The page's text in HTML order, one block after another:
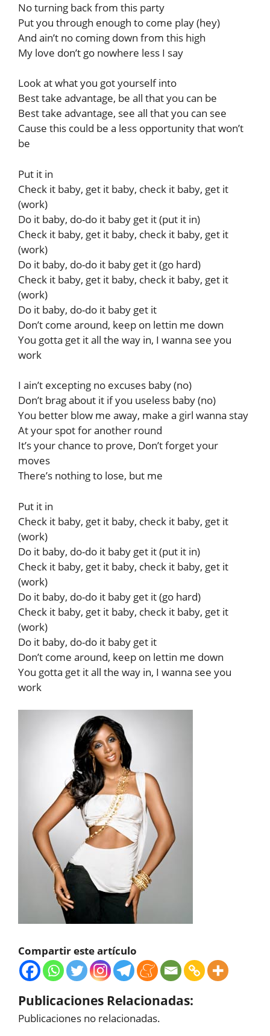
No turning back from this party
Put you through enough to come play (hey)
And ain’t no coming down from this high
My love don’t go nowhere less I say
Look at what you got yourself into
Best take advantage, be all that you can be
Best take advantage, see all that you can see
Cause this could be a less opportunity that won’t
be
Put it in
Check it baby, get it baby, check it baby, get it
(work)
Do it baby, do-do it baby get it (put it in)
Check it baby, get it baby, check it baby, get it
(work)
Do it baby, do-do it baby get it (go hard)
Check it baby, get it baby, check it baby, get it
(work)
Do it baby, do-do it baby get it
Don’t come around, keep on lettin me down
You gotta get it all the way in, I wanna see you
work
I ain’t excepting no excuses baby (no)
Don’t brag about it if you useless baby (no)
You better blow me away, make a girl wanna stay
At your spot for another round
It’s your chance to prove, Don’t forget your
moves
There’s nothing to lose, but me
Put it in
Check it baby, get it baby, check it baby, get it
(work)
Do it baby, do-do it baby get it (put it in)
Check it baby, get it baby, check it baby, get it
(work)
Do it baby, do-do it baby get it (go hard)
Check it baby, get it baby, check it baby, get it
(work)
Do it baby, do-do it baby get it
Don’t come around, keep on lettin me down
You gotta get it all the way in, I wanna see you
work
Compartir este artículo
Publicaciones Relacionadas:
Publicaciones no relacionadas.